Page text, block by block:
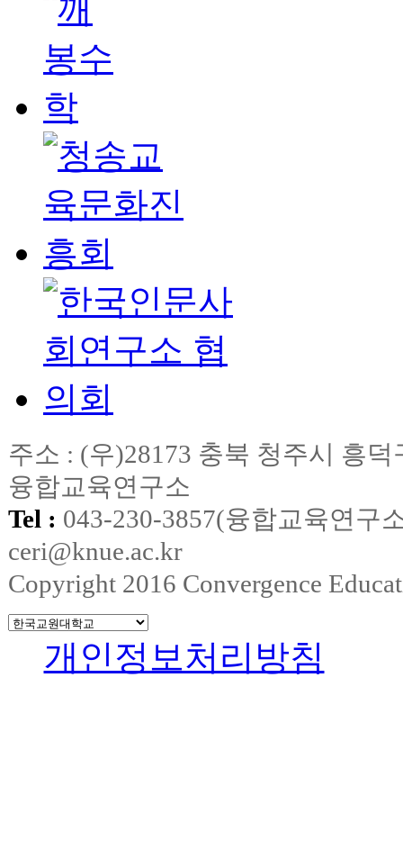
주소 : (우)28173 충북 청주시 흥
융합교육연구소
Tel : 043-230-3857(융합교육연
ceri@knue.ac.kr
Copyright 2016 Convergence
개인정보처리방침